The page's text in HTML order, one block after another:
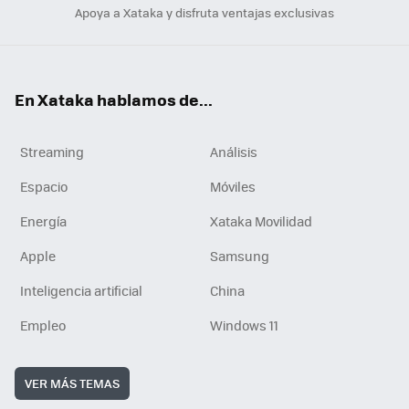
Apoya a Xataka y disfruta ventajas exclusivas
En Xataka hablamos de...
Streaming
Análisis
Espacio
Móviles
Energía
Xataka Movilidad
Apple
Samsung
Inteligencia artificial
China
Empleo
Windows 11
VER MÁS TEMAS